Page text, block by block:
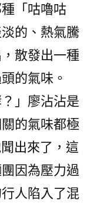
「咕嚕咕
的、熱氣騰
散發出一種
的氣味。
」廖沾沾是
的氣味都極
出來了，這
因為壓力過
人陷入了混